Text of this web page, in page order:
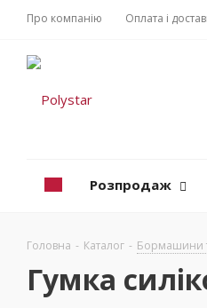
Про компанію Оплата і
Розпродаж
Головна - Каталог - Бормашини
Гумка